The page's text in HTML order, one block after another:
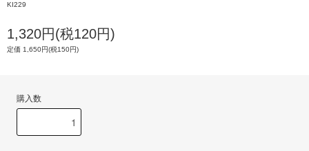
KI229
1,320円(税120円)
定価 1,650円(税150円)
購入数